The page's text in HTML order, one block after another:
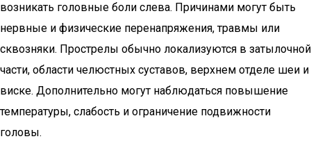
возникать головные боли слева. Причинами могут быть
нервные и физические перенапряжения, травмы или
сквозняки. Прострелы обычно локализуются в затылочной
части, области челюстных суставов, верхнем отделе шеи и
виске. Дополнительно могут наблюдаться повышение
температуры, слабость и ограничение подвижности
головы.